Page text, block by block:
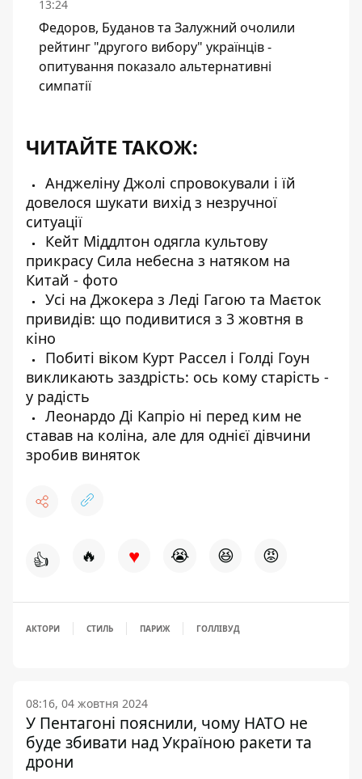
13:24
Федоров, Буданов та Залужний очолили
рейтинг "другого вибору" українців -
опитування показало альтернативні
симпатії
ЧИТАЙТЕ ТАКОЖ:
Анджеліну Джолі спровокували і їй
довелося шукати вихід з незручної
ситуації
Кейт Міддлтон одягла культову
прикрасу Сила небесна з натяком на
Китай - фото
Усі на Джокера з Леді Гагою та Маєток
привидів: що подивитися з 3 жовтня в
кіно
Побиті віком Курт Рассел і Голді Гоун
викликають заздрість: ось кому старість -
у радість
Леонардо Ді Капріо ні перед ким не
ставав на коліна, але для однієї дівчини
зробив виняток
👍 🔥 ♥ 😭 😆 😡
АКТОРИ СТИЛЬ ПАРИЖ ГОЛЛІВУД
08:16, 04 жовтня 2024
У Пентагоні пояснили, чому НАТО не
буде збивати над Україною ракети та
дрони